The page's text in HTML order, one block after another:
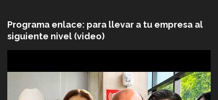
Programa enlace: para llevar a tu empresa al
siguiente nivel (video)